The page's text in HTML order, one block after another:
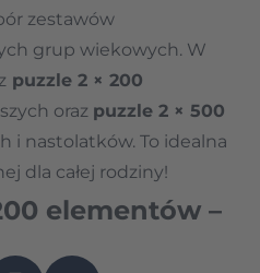
zestawów
grup wiekowych. W
puzzle 2 × 200
oraz puzzle 2 × 500
i nastolatków. To idealna
dla całej rodziny!
elementów –